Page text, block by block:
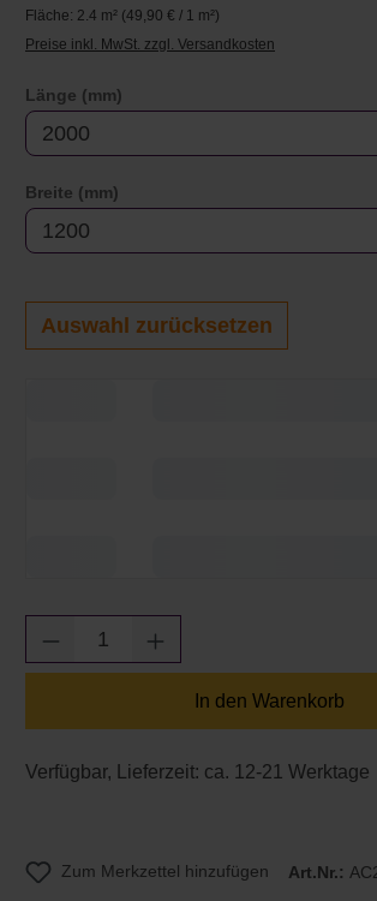
Fläche: 2.4 m² (49,90 € / 1 m²)
Preise inkl. MwSt. zzgl. Versandkosten
Länge (mm)
Breite (mm)
Auswahl zurücksetzen
Produkt Anzahl: Gib den
In den Warenkorb
Verfügbar, Lieferzeit: ca. 12-21 Werktage
Zum Merkzettel hinzufügen Art.Nr.: